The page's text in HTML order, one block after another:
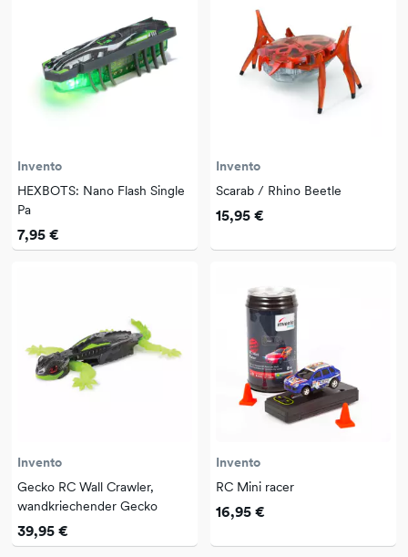
Invento
HEXBOTS: Nano Flash Single
Pa
7,95 €
Invento
Scarab / Rhino Beetle
15,95 €
Invento
Gecko RC Wall Crawler,
wandkriechender Gecko
39,95 €
Invento
RC Mini racer
16,95 €